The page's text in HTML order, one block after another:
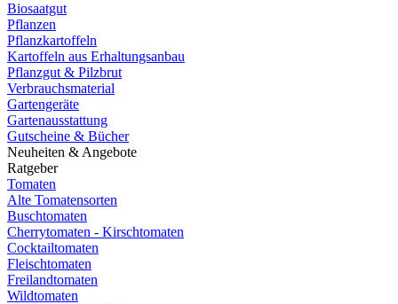
Biosaatgut
Pflanzen
Pflanzkartoffeln
Kartoffeln aus Erhaltungsanbau
Pflanzgut & Pilzbrut
Verbrauchsmaterial
Gartengeräte
Gartenausstattung
Gutscheine & Bücher
Neuheiten & Angebote
Ratgeber
Tomaten
Alte Tomatensorten
Buschtomaten
Cherrytomaten - Kirschtomaten
Cocktailtomaten
Fleischtomaten
Freilandtomaten
Wildtomaten